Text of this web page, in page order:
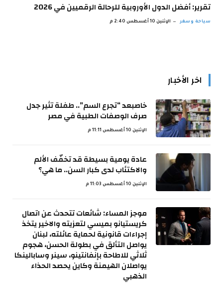
تقرير: أفضل الدول الأوروبية للرحالة الرقميين في 2026
سياحة وسفر الإثنين 10 أغسطس 2:40 م
اخر الأخبار
خاصبعد “تجرع السم”.. طفلة تثير جدل
صرف الوصفات الطبية في مصر
الإثنين 10 أغسطس 11:11 م
عادة يومية بسيطة قد تخفّف الألم
والاكتئاب لدى كبار السن.. ما هي؟
الإثنين 10 أغسطس 11:03 م
موجز المساء: شائعات تتحدث عن اتصال
كريستيانو بميسي لتعزيته والاخير يتخذ
إجراءات قانونية لحماية عائلته، لبنان
يواصل التألق في بطولة الحسن، هجوم
ثلاثي للاطاحة بإنفانتينو، سينر وسابالينكا
يواصلان الهيمنة وكاين يحصد الحذاء
الذهبي